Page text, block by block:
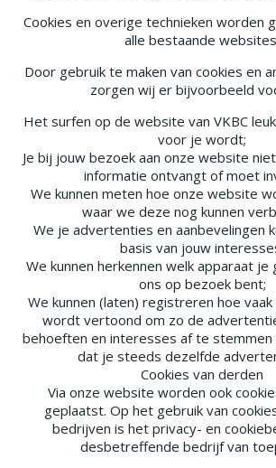
Cookies en overige technieken worden
alle bestaande
Door gebruik te maken van cookies en
zorgen wij er bijvoorbeeld
Het surfen op de website van VKBC
voor je wordt;
Je bij jouw bezoek aan onze website
informatie ontvangt of moet
We kunnen meten hoe onze website
waar we deze nog kunnen
We je advertenties en aanbevelingen
basis van jouw
We kunnen herkennen welk apparaat je
ons op bezoek bent;
We kunnen (laten) registreren hoe
wordt vertoond om zo de
behoeften en interesses af te
dat je steeds dezelfde
Cookies van derden
Via onze website worden ook
geplaatst. Op het gebruik van
bedrijven is het privacy- en
desbetreffende bedrijf van